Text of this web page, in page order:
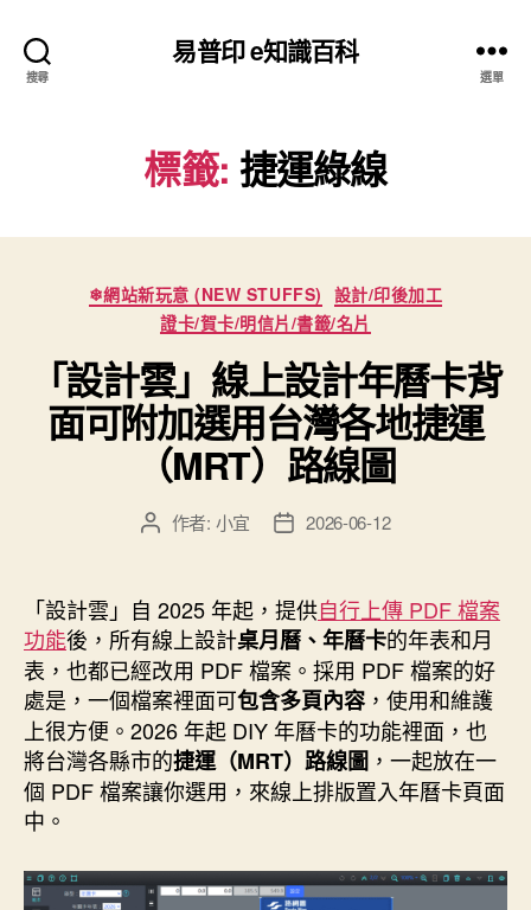
搜尋
易普印 e知識百科
選單
標籤: 捷運綠線
分
類
❄網站新玩意 (NEW STUFFS) 設計/印後加工
證卡/賀卡/明信片/書籤/名片
「設計雲」線上設計年曆卡背
面可附加選用台灣各地捷運
（MRT）路線圖
文
者
作者: 小宜
文
佈
日
期
2026-06-12
「設計雲」自 2025 年起，提供自行上傳 PDF 檔案
功能後，所有線上設計桌月曆、年曆卡的年表和月
表，也都已經改用 PDF 檔案。採用 PDF 檔案的好
處是，一個檔案裡面可包含多頁內容 ，使用和維護
上很方便。2026 年起 DIY 年曆卡的功能裡面，也
將台灣各縣市的捷運（MRT）路線圖 ，一起放在一
個 PDF 檔案讓你選用，來線上排版置入年曆卡頁面
中。